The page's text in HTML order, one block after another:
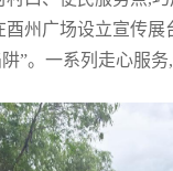
州广场设立宣传
”。一系列走心服